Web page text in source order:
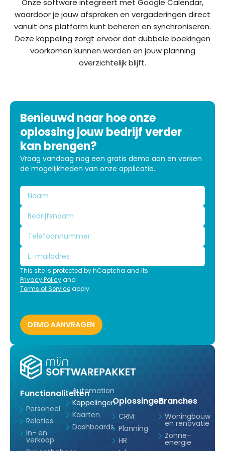
Onze software integreert met Google Calendar,
waardoor je jouw afspraken en vergaderingen direct
vanuit ons platform kunt beheren en synchroniseren.
Deze koppeling zorgt ervoor dat dubbele boekingen
voorkomen kunnen worden en jouw planning
overzichtelijk blijft.
Functionaliteiten
Personeel
Relaties
In- en
verkoop
Automation
Koppelingen
Kaarten
Dashboards
Oplossingen
CRM
Planning
HR
Branches
Woningbouw
en renovatie
Zonne-
energie
Benieuwd naar hoe onze
oplossing jouw bedrijf verder
kan brengen?
Vraag vandaag nog een gratis demo aan en verken
de mogelijkheden van onze applicatie.
This site is protected by hCaptcha and its
Privacy Policyand
Terms of Serviceapply.